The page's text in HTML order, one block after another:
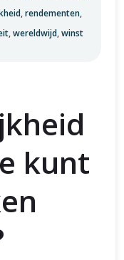
,rendementen,
,wereldwijd,winst
kunt